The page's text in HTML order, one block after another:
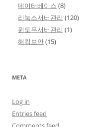
데이터베이스 (8)
리눅스서버관리 (120)
윈도우서버관리 (1)
해킹보안(15)
META
Log in
Entries feed